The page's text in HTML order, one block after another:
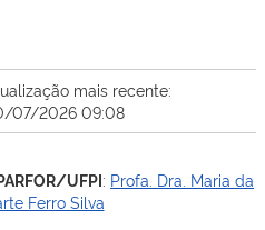
mais recente:
07/2026 09:08
UFPI: Profa. Dra. Maria da
Ferro Silva